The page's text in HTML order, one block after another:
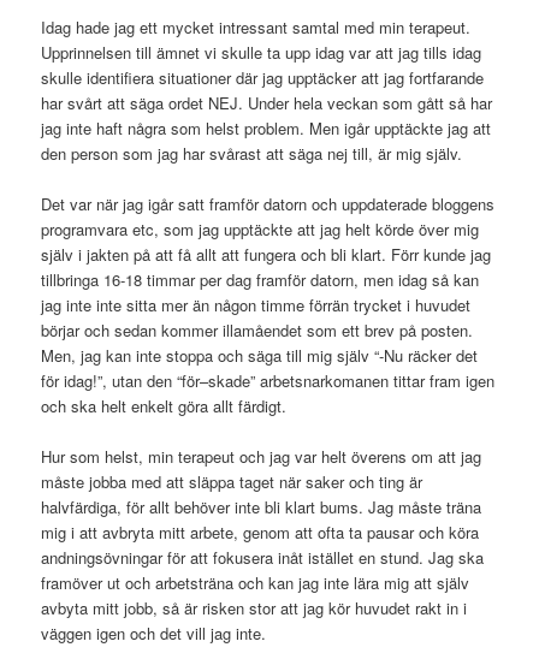
Idag hade jag ett mycket intressant samtal med min terapeut.
Upprinnelsen till ämnet vi skulle ta upp idag var att jag tills idag
skulle identifiera situationer där jag upptäcker att jag fortfarande
har svårt att säga ordet NEJ. Under hela veckan som gått så har
jag inte haft några som helst problem. Men igår upptäckte jag att
den person som jag har svårast att säga nej till, är mig själv.
Det var när jag igår satt framför datorn och uppdaterade bloggens
programvara etc, som jag upptäckte att jag helt körde över mig
själv i jakten på att få allt att fungera och bli klart. Förr kunde jag
tillbringa 16-18 timmar per dag framför datorn, men idag så kan
jag inte inte sitta mer än någon timme förrän trycket i huvudet
börjar och sedan kommer illamåendet som ett brev på posten.
Men, jag kan inte stoppa och säga till mig själv “-Nu räcker det
för idag!”, utan den “för–skade” arbetsnarkomanen tittar fram igen
och ska helt enkelt göra allt färdigt.
Hur som helst, min terapeut och jag var helt överens om att jag
måste jobba med att släppa taget när saker och ting är
halvfärdiga, för allt behöver inte bli klart bums. Jag måste träna
mig i att avbryta mitt arbete, genom att ofta ta pausar och köra
andningsövningar för att fokusera inåt istället en stund. Jag ska
framöver ut och arbetsträna och kan jag inte lära mig att själv
avbyta mitt jobb, så är risken stor att jag kör huvudet rakt in i
väggen igen och det vill jag inte.